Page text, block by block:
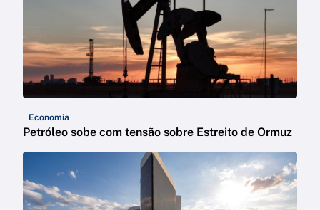
Economia
Petróleo sobe com tensão sobre Estreito de Ormuz